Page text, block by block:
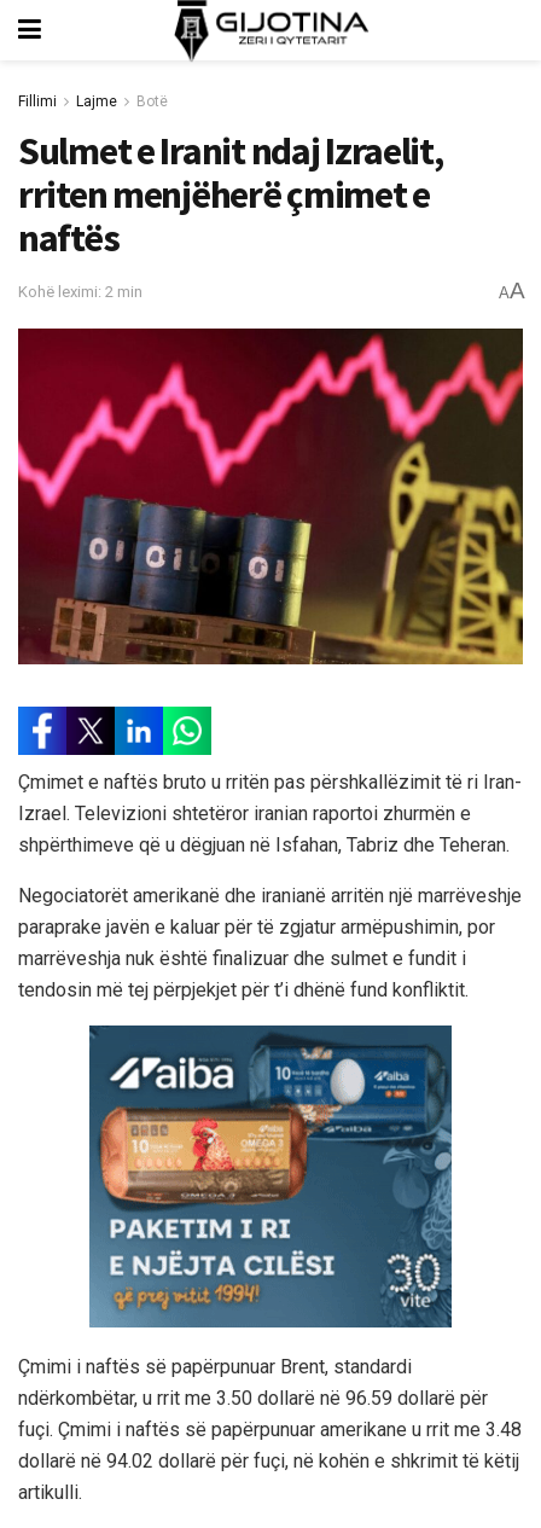
Fillimi Lajme Botë
Sulmet e Iranit ndaj Izraelit,
rriten menjëherë çmimet e
naftës
Kohë leximi: 2 min AA
Çmimet e naftës bruto u rritën pas përshkallëzimit të ri Iran-
Izrael. Televizioni shtetëror iranian raportoi zhurmën e
shpërthimeve që u dëgjuan në Isfahan, Tabriz dhe Teheran.
Negociatorët amerikanë dhe iranianë arritën një marrëveshje
paraprake javën e kaluar për të zgjatur armëpushimin, por
marrëveshja nuk është finalizuar dhe sulmet e fundit i
tendosin më tej përpjekjet për t’i dhënë fund konfliktit.
Çmimi i naftës së papërpunuar Brent, standardi
ndërkombëtar, u rrit me 3.50 dollarë në 96.59 dollarë për
fuçi. Çmimi i naftës së papërpunuar amerikane u rrit me 3.48
dollarë në 94.02 dollarë për fuçi, në kohën e shkrimit të këtij
artikulli.